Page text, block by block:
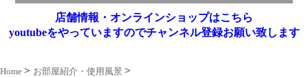
店舗情報・オンラインショップはこちら
youtubeをやっていますのでチャンネル登録お願い致します
Home お部屋紹介・使用風景